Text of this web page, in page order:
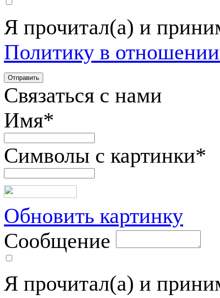
Я прочитал(а) и
Политику в
Связаться с нами
Имя*
Символы с картинки*
Обновить картинку
Сообщение
Я прочитал(а) и